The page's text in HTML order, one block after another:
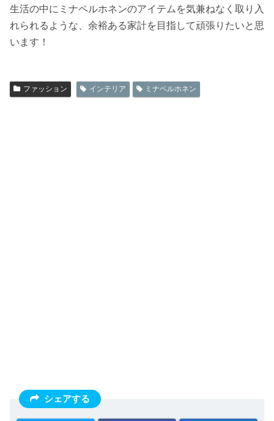
生活の中にミナペルホネンのアイテムを気兼ねなく取り入
れられるような、余裕ある家計を目指して頑張りたいと思
います！
ファッション インテリア ミナペルホネン
シェアする